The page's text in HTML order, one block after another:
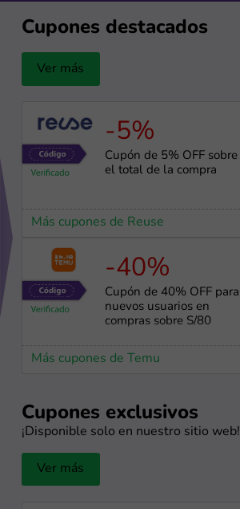
Cupones destacados
Ver más
-5%
Cupón de 5% OFF sobre
el total de la compra
Más cupones de Reuse
-40%
Cupón de 40% OFF para
nuevos usuarios en
compras sobre S/80
Más cupones de Temu
Cupones exclusivos
¡Disponible solo en nuestro sitio web!
Ver más